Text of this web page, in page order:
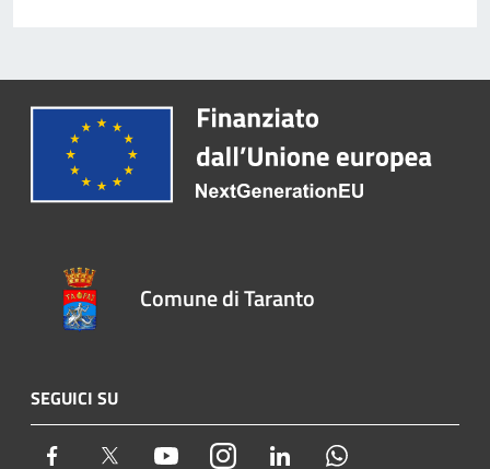
Comune di Taranto
SEGUICI SU
Facebook Twitter YoutubeInstagram LinkedIn